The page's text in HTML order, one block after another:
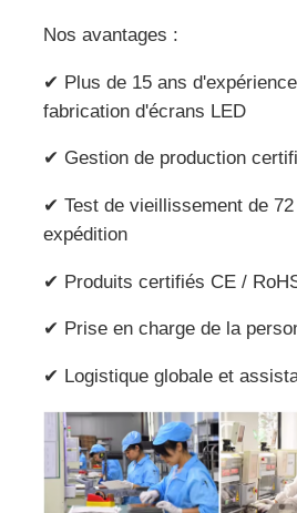
Nos avantages :
✔ Plus de 15 ans
fabrication d'écrans LED
✔ Gestion de production
✔ Test de vieillissement de
expédition
✔ Produits certifiés CE /
✔ Prise en charge de la
✔ Logistique globale et